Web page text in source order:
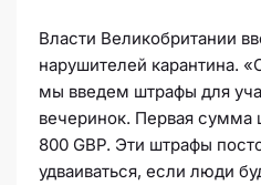
Власти Великобритании
нарушителей карантина.
мы введем штрафы для
вечеринок. Первая сумма
800 GBP. Эти штрафы
удваиваться, если люди